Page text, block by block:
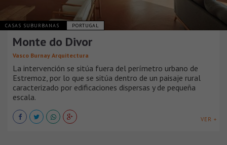
CASAS SUBURBANAS PORTUGAL
Monte do Divor
Vasco Burnay Arquitectura
La intervención se sitúa fuera del perímetro urbano de
Estremoz, por lo que se sitúa dentro de un paisaje rural
caracterizado por edificaciones dispersas y de pequeña
escala.
VER +